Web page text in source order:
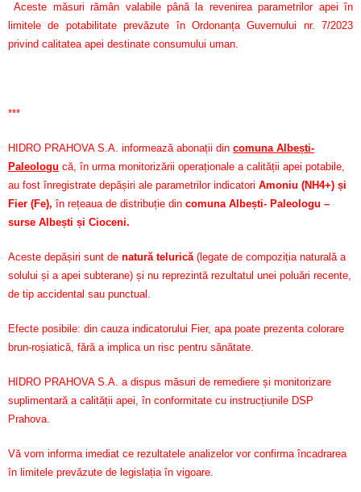
Aceste măsuri rămân valabile până la revenirea parametrilor apei în
limitele de potabilitate prevăzute în Ordonanța Guvernului nr. 7/2023
privind calitatea apei destinate consumului uman.
***
HIDRO PRAHOVA S.A. informează abonații din comuna Albești-
Paleologu că, în urma monitorizării operaționale a calității apei potabile,
au fost înregistrate depășiri ale parametrilor indicatori Amoniu (NH4+) și
Fier (Fe), în rețeaua de distribuție din comuna Albești- Paleologu –
surse Albești și Cioceni.
Aceste depășiri sunt de natură telurică(legate de compoziția naturală a
solului și a apei subterane) și nu reprezintă rezultatul unei poluări recente,
de tip accidental sau punctual.
Efecte posibile: din cauza indicatorului Fier, apa poate prezenta colorare
brun-roșiatică, fără a implica un risc pentru sănătate.
HIDRO PRAHOVA S.A. a dispus măsuri de remediere și monitorizare
suplimentară a calității apei, în conformitate cu instrucțiunile DSP
Prahova.
Vă vom informa imediat ce rezultatele analizelor vor confirma încadrarea
în limitele prevăzute de legislația în vigoare.